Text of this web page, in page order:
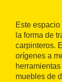
Este
la forma de
carpinteros.
orígenes a
muebles de